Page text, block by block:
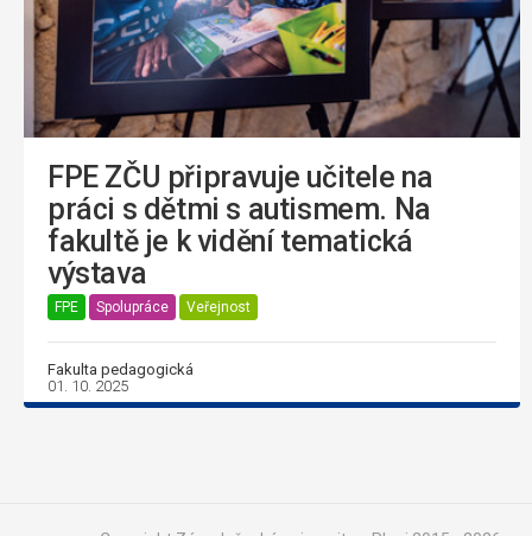
FPE ZČU připravuje učitele na
práci s dětmi s autismem. Na
fakultě je k vidění tematická
výstava
FPE Spolupráce Veřejnost
Fakulta pedagogická
01. 10. 2025